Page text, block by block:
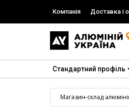
Компанія Доставка і
Стандартний профіль
Магазин-склад